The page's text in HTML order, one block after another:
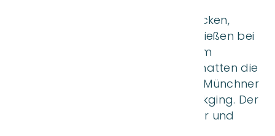
Empfangssaal. Die kunstvollen Decken,
Gemälde und Verzierungen hinterließen bei
vielen einen bleibenden Eindruck. Im
Anschluss an den Schlossbesuch hatten die
Klassen noch etwas Freizeit in der Münchner
Innenstadt, bevor es wieder zurückging. Der
Ausflug war für alle ein gelungener und